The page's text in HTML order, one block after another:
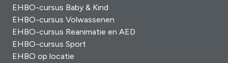
EHBO-cursus Baby & Kind
EHBO-cursus Volwassenen
EHBO-cursus Reanimatie en AED
EHBO-cursus Sport
EHBO op locatie